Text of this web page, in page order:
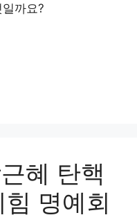
까요?
혜 탄핵
명예회